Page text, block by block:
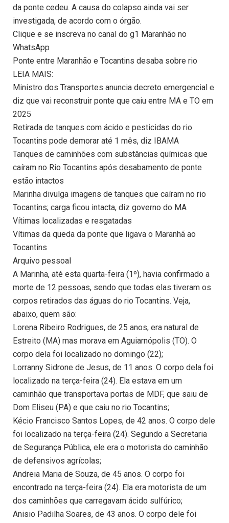
da ponte cedeu. A causa do colapso ainda vai ser
investigada, de acordo com o órgão.
Clique e se inscreva no canal do g1 Maranhão no
WhatsApp
Ponte entre Maranhão e Tocantins desaba sobre rio
LEIA MAIS:
Ministro dos Transportes anuncia decreto emergencial e
diz que vai reconstruir ponte que caiu entre MA e TO em
2025
Retirada de tanques com ácido e pesticidas do rio
Tocantins pode demorar até 1 mês, diz IBAMA
Tanques de caminhões com substâncias químicas que
caíram no Rio Tocantins após desabamento de ponte
estão intactos
Marinha divulga imagens de tanques que caíram no rio
Tocantins; carga ficou intacta, diz governo do MA
Vítimas localizadas e resgatadas
Vítimas da queda da ponte que ligava o Maranhã ao
Tocantins
Arquivo pessoal
A Marinha, até esta quarta-feira (1º), havia confirmado a
morte de 12 pessoas, sendo que todas elas tiveram os
corpos retirados das águas do rio Tocantins. Veja,
abaixo, quem são:
Lorena Ribeiro Rodrigues, de 25 anos, era natural de
Estreito (MA) mas morava em Aguiarnópolis (TO). O
corpo dela foi localizado no domingo (22);
Lorranny Sidrone de Jesus, de 11 anos. O corpo dela foi
localizado na terça-feira (24). Ela estava em um
caminhão que transportava portas de MDF, que saiu de
Dom Eliseu (PA) e que caiu no rio Tocantins;
Kécio Francisco Santos Lopes, de 42 anos. O corpo dele
foi localizado na terça-feira (24). Segundo a Secretaria
de Segurança Pública, ele era o motorista do caminhão
de defensivos agrícolas;
Andreia Maria de Souza, de 45 anos. O corpo foi
encontrado na terça-feira (24). Ela era motorista de um
dos caminhões que carregavam ácido sulfúrico;
Anisio Padilha Soares, de 43 anos. O corpo dele foi